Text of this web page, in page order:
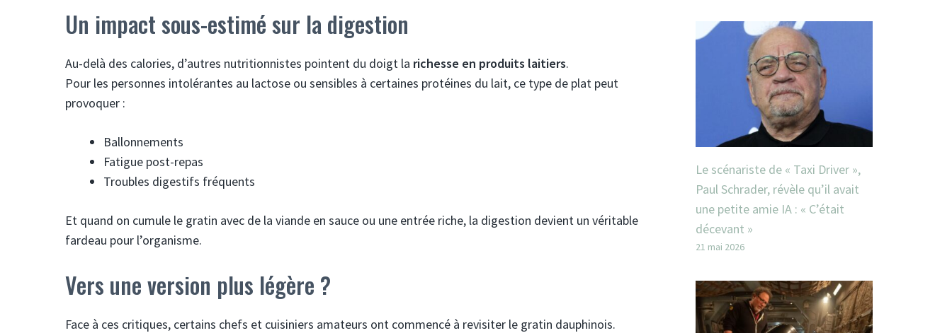
Un impact sous-estimé sur la digestion
Au-delà des calories, d’autres nutritionnistes pointent du doigt la richesse en produits laitiers.
Pour les personnes intolérantes au lactose ou sensibles à certaines protéines du lait, ce type de plat peut
provoquer :
Ballonnements
Fatigue post-repas
Troubles digestifs fréquents
Et quand on cumule le gratin avec de la viande en sauce ou une entrée riche, la digestion devient un véritable
fardeau pour l’organisme.
Vers une version plus légère ?
Face à ces critiques, certains chefs et cuisiniers amateurs ont commencé à revisiter le gratin dauphinois.
Le scénariste de « Taxi Driver »,
Paul Schrader, révèle qu’il avait
une petite amie IA : « C’était
décevant »
21 mai 2026